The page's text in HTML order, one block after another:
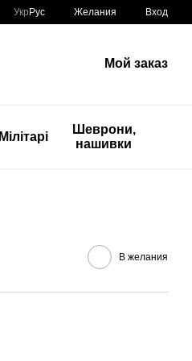
Укр Рус Желания Вход
Мой заказ
Мілітарі
Шеврони,
нашивки
В желания